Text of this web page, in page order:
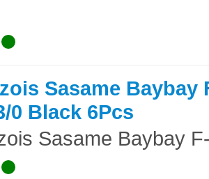
Sasame Baybay
0 Black 6Pcs
Sasame Baybay